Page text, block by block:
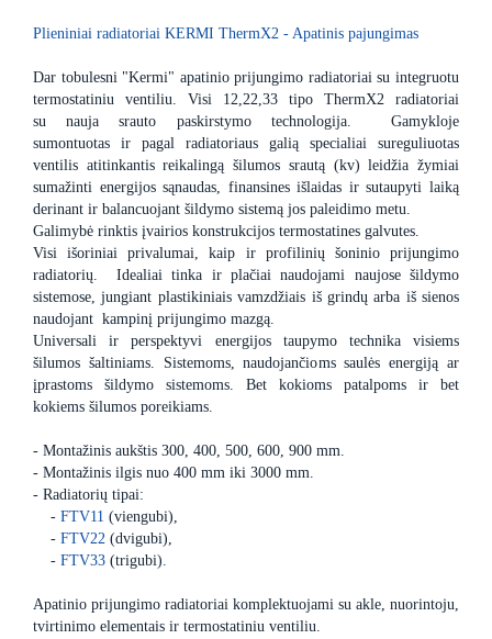
Plieniniai radiatoriai KERMI ThermX2 - Apatinis pajungimas
Dar tobulesni "Kermi" apatinio prijungimo radiatoriai su integruotu
termostatiniu ventiliu. Visi 12,22,33 tipo ThermX2 radiatoriai
su nauja srauto paskirstymo technologija. Gamykloje
sumontuotas ir pagal radiatoriaus galią specialiai sureguliuotas
ventilis atitinkantis reikalingą šilumos srautą (kv) leidžia žymiai
sumažinti energijos sąnaudas, finansines išlaidas ir sutaupyti laiką
derinant ir balancuojant šildymo sistemą jos paleidimo metu.
Galimybė rinktis įvairios konstrukcijos termostatines galvutes.
Visi išoriniai privalumai, kaip ir profilinių šoninio prijungimo
radiatorių. Idealiai tinka ir plačiai naudojami naujose šildymo
sistemose, jungiant plastikiniais vamzdžiais iš grindų arba iš sienos
naudojant kampinį prijungimo mazgą.
Universali ir perspektyvi energijos taupymo technika visiems
šilumos šaltiniams. Sistemoms, naudojančioms saulės energiją ar
įprastoms šildymo sistemoms. Bet kokioms patalpoms ir bet
kokiems šilumos poreikiams.
- Montažinis aukštis 300, 400, 500, 600, 900 mm.
- Montažinis ilgis nuo 400 mm iki 3000 mm.
- Radiatorių tipai:
- FTV11 (viengubi),
- FTV22 (dvigubi),
- FTV33 (trigubi).
Apatinio prijungimo radiatoriai komplektuojami su akle, nuorintoju,
tvirtinimo elementais ir termostatiniu ventiliu.